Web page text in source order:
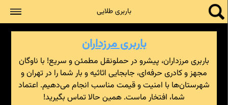
باربری طلایی
باربری مرزداران
باربری مرزداران، پیشرو در حملونقل مطمئن و سریع! با ناوگان
مجهز و کادری حرفه‌ای، جابجایی اثاثیه و بار شما را در تهران و
شهرستان‌ها با امنیت و قیمت مناسب انجام می‌دهیم. اعتماد
شما، افتخار ماست. همین حالا تماس بگیرید!
جستجو